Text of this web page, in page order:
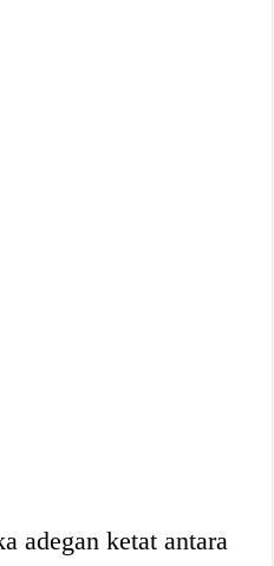
adegan ketat antara